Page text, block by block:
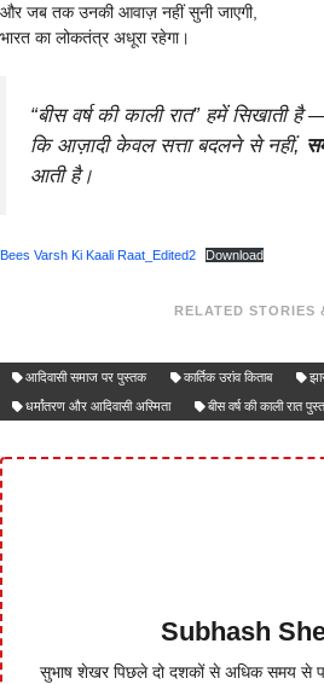
और जब तक उनकी आवाज़ नहीं सुनी जाएगी,
भारत का लोकतंत्र अधूरा रहेगा।
“बीस वर्ष की काली रात” हमें सिखाती है
कि आज़ादी केवल सत्ता बदलने से नहीं,
आती है।
Bees Varsh Ki Kaali Raat_Edited2 Download
RELATED STORIES
आदिवासी समाज पर पुस्तक कार्तिक उरांव किताब
धर्मांतरण और आदिवासी अस्मिता
बीस वर्ष की काली रात
Subhash
सुभाष शेखर पिछले दो दशकों से अधिक समय से